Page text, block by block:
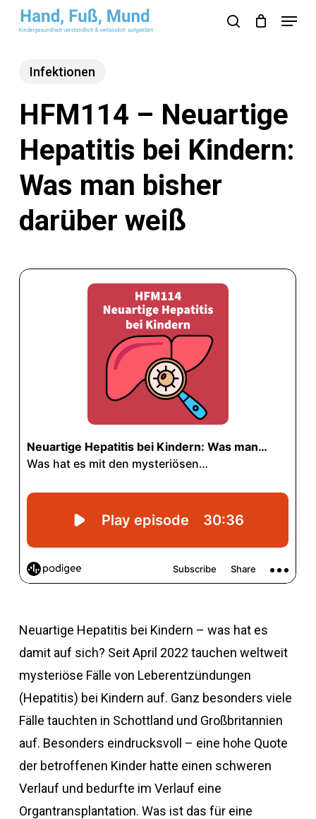
Skip
content
search
Menu
Infektionen
HFM114 – Neuartige
Hepatitis bei Kindern:
Was man bisher
darüber weiß
Neuartige Hepatitis bei Kindern – was hat es
damit auf sich? Seit April 2022 tauchen weltweit
mysteriöse Fälle von Leberentzündungen
(Hepatitis) bei Kindern auf. Ganz besonders viele
Fälle tauchten in Schottland und Großbritannien
auf. Besonders eindrucksvoll – eine hohe Quote
der betroffenen Kinder hatte einen schweren
Verlauf und bedurfte im Verlauf eine
Organtransplantation. Was ist das für eine